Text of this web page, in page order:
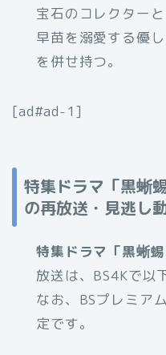
宝石のコレクター
早苗を溺愛する優
を併せ持つ。
[ad#ad-1]
特集ドラマ「黒蜥
の再放送・見逃し
特集ドラマ「黒蜥
放送は、BS4Kで以
なお、BSプレミア
定です。